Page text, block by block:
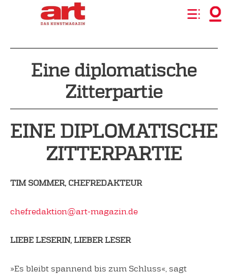
Eine diplomatische
Zitterpartie
EINE DIPLOMATISCHE
ZITTERPARTIE
TIM SOMMER, CHEFREDAKTEUR
chefredaktion@art-magazin.de
LIEBE LESERIN, LIEBER LESER
»Es bleibt spannend bis zum Schluss«, sagt